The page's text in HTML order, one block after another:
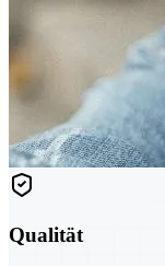
Qualität